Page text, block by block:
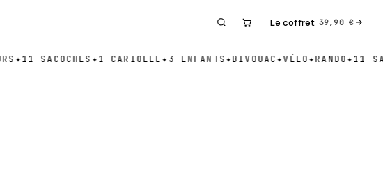
Le coffret 39,90 €
✦11 SACOCHES✦1 CARIOLLE✦3 ENFANTS✦BIVOUAC✦VÉLO✦RANDO✦11